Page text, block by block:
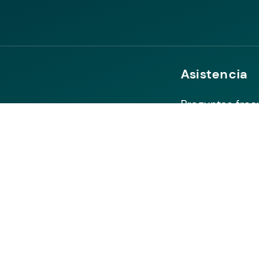
Asistencia
Preguntas